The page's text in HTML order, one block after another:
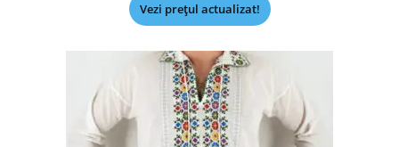
Vezi prețul actualizat!